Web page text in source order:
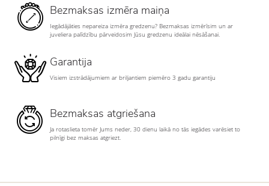
Bezmaksas izmēra maiņa
Iegādājāties nepareiza izmēra gredzenu? Bezmaksas izmērīsim un ar
juveliera palīdzību pārveidosim Jūsu gredzenu ideālai nēsāšanai.
Garantija
Visiem izstrādājumiem ar briljantiem piemēro 3 gadu garantiju
Bezmaksas atgriešana
Ja rotaslieta tomēr Jums neder, 30 dienu laikā no tās iegādes varēsiet to
pilnīgi bez maksas atgriezt.